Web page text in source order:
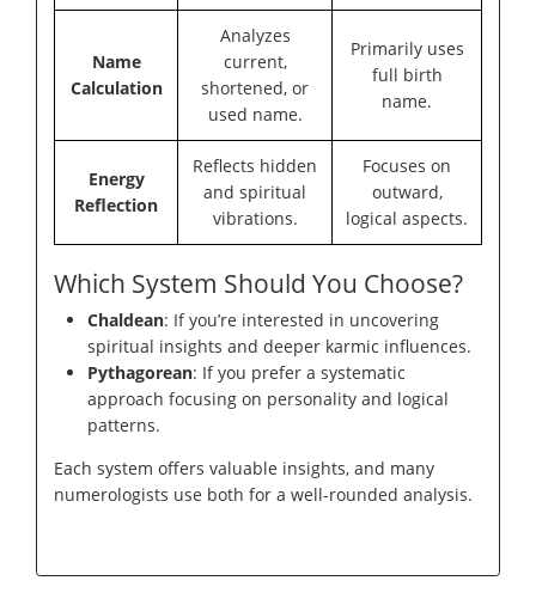
Name
Calculation
Analyzes
current,
shortened, or
used name.
Primarily uses
full birth
name.
Energy
Reflection
Reflects hidden
and spiritual
vibrations.
Focuses on
outward,
logical aspects.
Which System Should You Choose?
Chaldean: If you’re interested in uncovering
spiritual insights and deeper karmic influences.
Pythagorean: If you prefer a systematic
approach focusing on personality and logical
patterns.
Each system offers valuable insights, and many
numerologists use both for a well-rounded analysis.